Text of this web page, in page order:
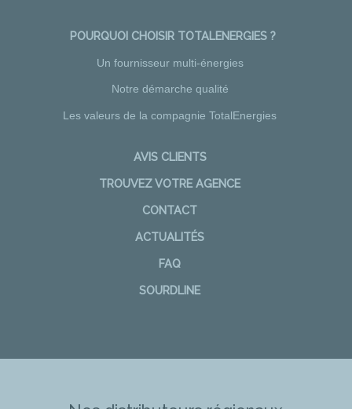
POURQUOI CHOISIR TOTALENERGIES ?
Un fournisseur multi-énergies
Notre démarche qualité
Les valeurs de la compagnie TotalEnergies
AVIS CLIENTS
TROUVEZ VOTRE AGENCE
CONTACT
ACTUALITÉS
FAQ
SOURDLINE